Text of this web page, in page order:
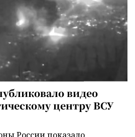
видео
центру ВСУ
России показало